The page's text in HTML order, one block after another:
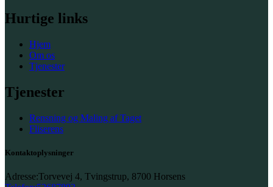
Hurtige links
Hjem
Om os
Tjenester
Tjenester
Rensning og Maling af Taget
Fliserens
Kontaktoplysninger
Adresse:Torvevej 4, Tvingstrup, 8700 Horsens